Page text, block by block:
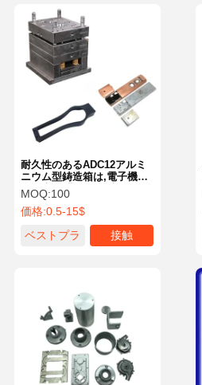
耐久性のあるADC12アルミ
ニウム型鋳造箱は,電子機器,
自動車,工業用,CNC加工,ア
ノジス,粉末コーティングに
使用できます.
MOQ:100
価格:0.5-15$
ベストプラ
接触